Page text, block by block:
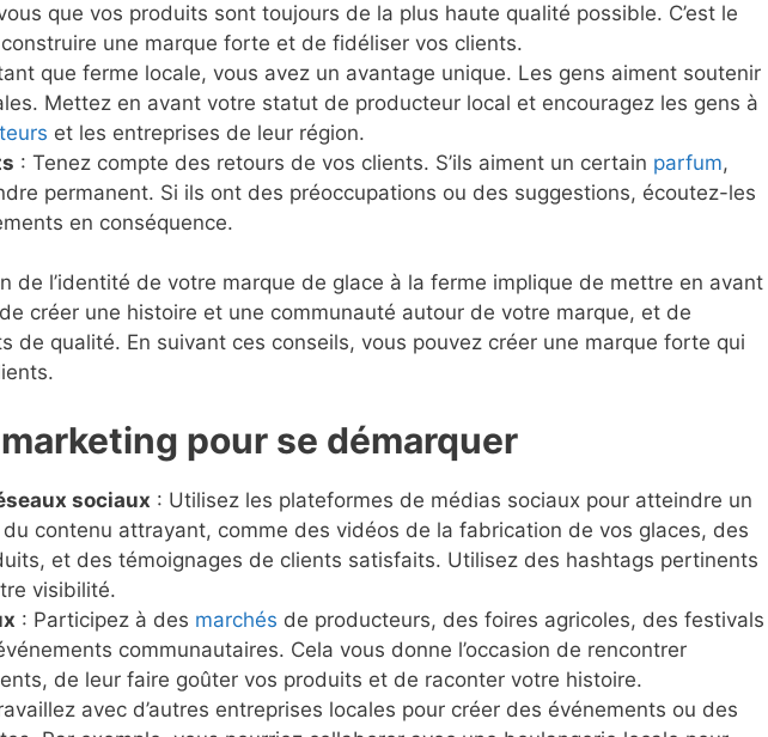
que vos produits sont toujours de la plus haute qualité possible. C’est le
une marque forte et de fidéliser vos clients.
que ferme locale, vous avez un avantage unique. Les gens aiment soutenir
Mettez en avant votre statut de producteur local et encouragez les gens à
et les entreprises de leur région.
: Tenez compte des retours de vos clients. S’ils aiment un certain parfum,
permanent. Si ils ont des préoccupations ou des suggestions, écoutez-les
en conséquence.
de l’identité de votre marque de glace à la ferme implique de mettre en avant
créer une histoire et une communauté autour de votre marque, et de
de qualité. En suivant ces conseils, vous pouvez créer une marque forte qui
pour se démarquer
sociaux : Utilisez les plateformes de médias sociaux pour atteindre un
contenu attrayant, comme des vidéos de la fabrication de vos glaces, des
et des témoignages de clients satisfaits. Utilisez des hashtags pertinents
visibilité.
: Participez à des marchés de producteurs, des foires agricoles, des festivals
communautaires. Cela vous donne l’occasion de rencontrer
de leur faire goûter vos produits et de raconter votre histoire.
avec d’autres entreprises locales pour créer des événements ou des